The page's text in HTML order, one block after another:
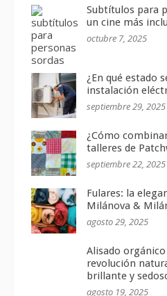
Subtítulos para
un cine más
octubre 7, 2025
¿En qué estado
instalación
septiembre 29, 2025
¿Cómo
talleres de
septiembre 22, 2025
Fulares: la
Milánova &
agosto 29, 2025
Alisado
revolución
brillante y
agosto 19, 2025